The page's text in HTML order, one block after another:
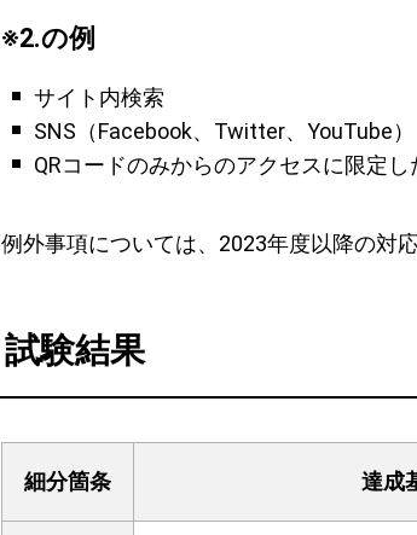
※2.の例
サイト内検索
SNS（Facebook、Twitter、YouTube）
QRコードのみからのアクセスに限定し
例外事項については、2023年度以降の対応
試験結果
細分箇条 達成